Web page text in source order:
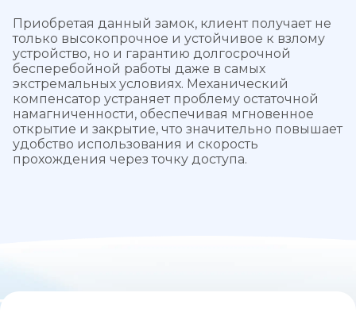
Приобретая данный замок, клиент получает не
только высокопрочное и устойчивое к взлому
устройство, но и гарантию долгосрочной
бесперебойной работы даже в самых
экстремальных условиях. Механический
компенсатор устраняет проблему остаточной
намагниченности, обеспечивая мгновенное
открытие и закрытие, что значительно повышает
удобство использования и скорость
прохождения через точку доступа.